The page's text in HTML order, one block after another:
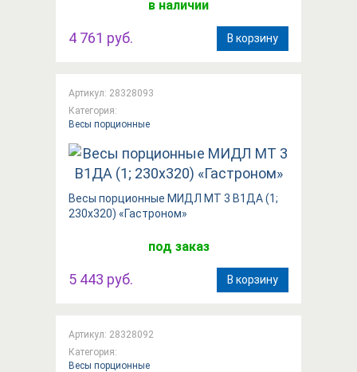
в наличии
4 761 руб. В корзину
Артикул: 28328093
Категория:
Весы порционные
Весы порционные МИДЛ МТ 3 В1ДА (1;
230х320) «Гастроном»
под заказ
5 443 руб. В корзину
Артикул: 28328092
Категория:
Весы порционные